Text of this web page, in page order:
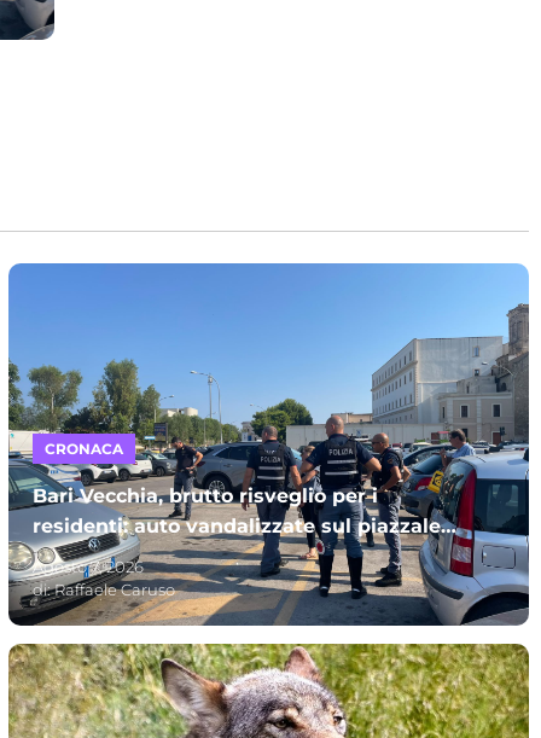
CRONACA
Bari Vecchia, brutto risveglio per i
residenti: auto vandalizzate sul piazzale
Mincuzzi
Agosto 7, 2026
di:Raffaele Caruso